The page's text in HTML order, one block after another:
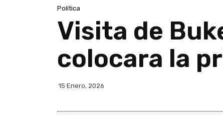
Política
Visita de
colocara la
15 Enero, 2026